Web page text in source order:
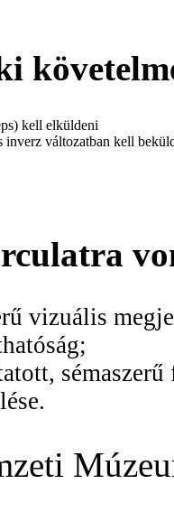
kell elküldeni
inverz változatban kell
vizuális
sémaszerű